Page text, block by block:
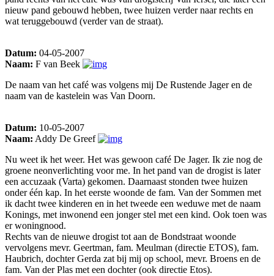
nieuw pand gebouwd hebben, twee huizen verder naar rechts en
wat teruggebouwd (verder van de straat).
Datum: 04-05-2007
Naam: F van Beek
De naam van het café was volgens mij De Rustende Jager en de
naam van de kastelein was Van Doorn.
Datum: 10-05-2007
Naam: Addy De Greef
Nu weet ik het weer. Het was gewoon café De Jager. Ik zie nog de
groene neonverlichting voor me. In het pand van de drogist is later
een accuzaak (Varta) gekomen. Daarnaast stonden twee huizen
onder één kap. In het eerste woonde de fam. Van der Sommen met
ik dacht twee kinderen en in het tweede een weduwe met de naam
Konings, met inwonend een jonger stel met een kind. Ook toen was
er woningnood.
Rechts van de nieuwe drogist tot aan de Bondstraat woonde
vervolgens mevr. Geertman, fam. Meulman (directie ETOS), fam.
Haubrich, dochter Gerda zat bij mij op school, mevr. Broens en de
fam. Van der Plas met een dochter (ook directie Etos).